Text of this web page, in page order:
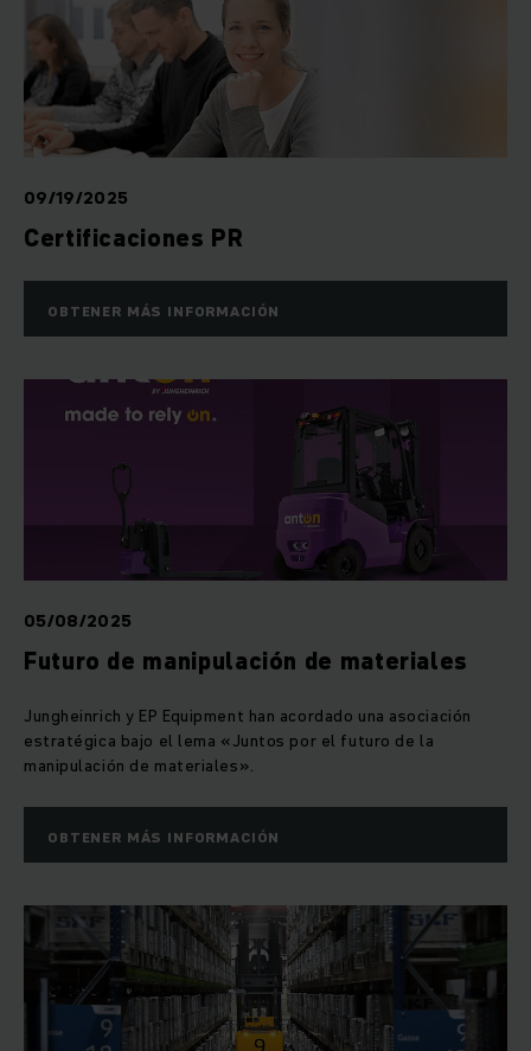
09/19/2025
Certificaciones PR
OBTENER MÁS INFORMACIÓN
05/08/2025
Futuro de manipulación de materiales
Jungheinrich y EP Equipment han acordado una asociación
estratégica bajo el lema «Juntos por el futuro de la
manipulación de materiales».
OBTENER MÁS INFORMACIÓN